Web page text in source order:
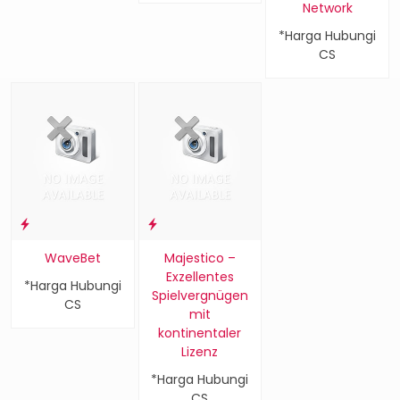
Network
*Harga Hubungi
CS
WaveBet
*Harga Hubungi
CS
Majestico –
Exzellentes
Spielvergnügen
mit
kontinentaler
Lizenz
*Harga Hubungi